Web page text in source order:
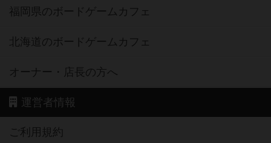
福岡県のボードゲームカフェ
北海道のボードゲームカフェ
オーナー・店長の方へ
運営者情報
ご利用規約